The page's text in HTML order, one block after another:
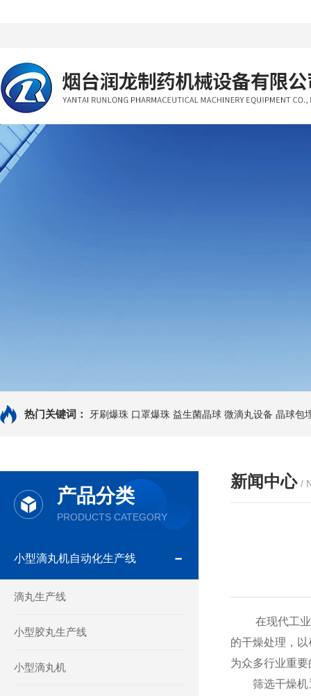
热门关键词： 牙刷爆珠 口罩爆珠 益生菌晶球 微滴丸设备 晶球包
产品分类
PRODUCTS CATEGORY
小型滴丸机自动化生产线
滴丸生产线
小型胶丸生产线
小型滴丸机
新闻中心 /
在现代工业生
的干燥处理，
为众多行业重
筛选干燥机通